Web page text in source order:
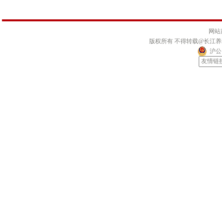
网站
版权所有 不得转载@长江
沪公